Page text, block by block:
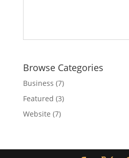
Browse Categories
Business (7)
Featured (3)
Website (7)